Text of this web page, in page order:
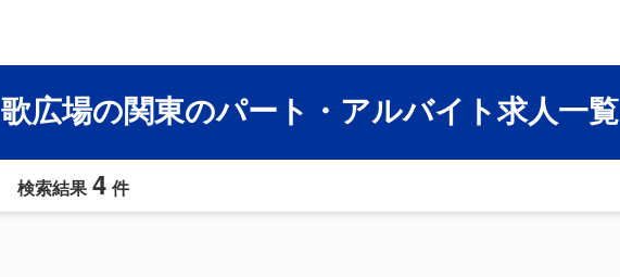
歌広場の関東のパート・アルバイト求人一覧
検索結果 4 件